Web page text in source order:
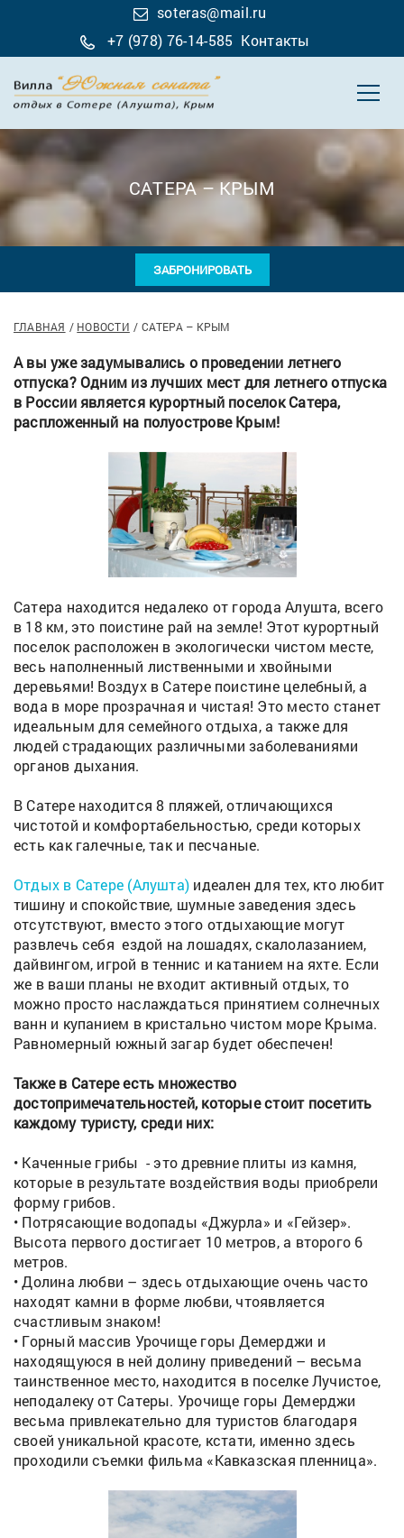
soteras@mail.ru
+7 (978) 76-14-585 Контакты
САТЕРА – КРЫМ
ЗАБРОНИРОВАТЬ
ГЛАВНАЯ НОВОСТИ САТЕРА – КРЫМ
А вы уже задумывались о проведении летнего
отпуска? Одним из лучших мест для летнего отпуска
в России является курортный поселок Сатера,
распложенный на полуострове Крым!
Сатера находится недалеко от города Алушта, всего
в 18 км, это поистине рай на земле! Этот курортный
поселок расположен в экологически чистом месте,
весь наполненный лиственными и хвойными
деревьями! Воздух в Сатере поистине целебный, а
вода в море прозрачная и чистая! Это место станет
идеальным для семейного отдыха, а также для
людей страдающих различными заболеваниями
органов дыхания.
В Сатере находится 8 пляжей, отличающихся
чистотой и комфортабельностью, среди которых
есть как галечные, так и песчаные.
Отдых в Сатере (Алушта) идеален для тех, кто любит
тишину и спокойствие, шумные заведения здесь
отсутствуют, вместо этого отдыхающие могут
развлечь себя ездой на лошадях, скалолазанием,
дайвингом, игрой в теннис и катанием на яхте. Если
же в ваши планы не входит активный отдых, то
можно просто наслаждаться принятием солнечных
ванн и купанием в кристально чистом море Крыма.
Равномерный южный загар будет обеспечен!
Также в Сатере есть множество
достопримечательностей, которые стоит посетить
каждому туристу, среди них:
• Каченные грибы - это древние плиты из камня,
которые в результате воздействия воды приобрели
форму грибов.
• Потрясающие водопады «Джурла» и «Гейзер».
Высота первого достигает 10 метров, а второго 6
метров.
• Долина любви – здесь отдыхающие очень часто
находят камни в форме любви, чтоявляется
счастливым знаком!
• Горный массив Урочище горы Демерджи и
находящуюся в ней долину приведений – весьма
таинственное место, находится в поселке Лучистое,
неподалеку от Сатеры. Урочище горы Демерджи
весьма привлекательно для туристов благодаря
своей уникальной красоте, кстати, именно здесь
проходили съемки фильма «Кавказская пленница».